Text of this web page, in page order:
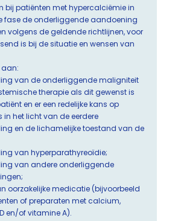
bij patiënten met hypercalciëmie in
fase de onderliggende aandoening
volgens de geldende richtlijnen, voor
is bij de situatie en wensen van
aan:
van de onderliggende maligniteit
therapie als dit gewenst is
en er een redelijke kans op
in het licht van de eerdere
en de lichamelijke toestand van de
van hyperparathyreoïdie;
van andere onderliggende
oorzakelijke medicatie (bijvoorbeeld
of preparaten met calcium,
en/of vitamine A).